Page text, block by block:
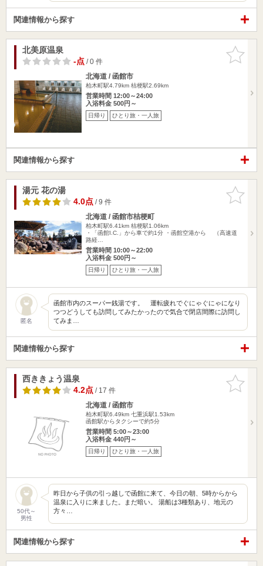
関連情報から探す
お気に入
りに追加
北美原温泉
-点/ 0 件
北海道 / 函館市
柏木町駅4.79km 桔梗駅2.69km
営業時間 12:00～24:00
入浴料金 500円～
日帰り ひとり旅・一人旅
関連情報から探す
お気に入
りに追加
湯元 花の湯
4.0点/ 9 件
北海道 / 函館市桔梗町
柏木町駅6.41km 桔梗駅1.06km
・「函館I.C.」から車で約1分 ・函館空港から （高速道
路経…
営業時間 10:00～22:00
入浴料金 500円～
日帰り ひとり旅・一人旅
匿名
函館市内のスーパー銭湯です。 運転疲れでぐにゃぐにゃになり
つつどうしても訪問してみたかったので気合で閉店間際に訪問し
てみま…
関連情報から探す
お気に入
りに追加
西ききょう温泉
4.2点/ 17 件
北海道 / 函館市
柏木町駅6.49km 七重浜駅1.53km
函館駅からタクシーで約5分
営業時間 5:00～23:00
入浴料金 440円～
日帰り ひとり旅・一人旅
50代～
男性
昨日から子供の引っ越しで函館に来て、今日の朝、5時からから
温泉に入りに来ました。まだ暗い。 湯船は3種類あり、地元の
方々…
関連情報から探す